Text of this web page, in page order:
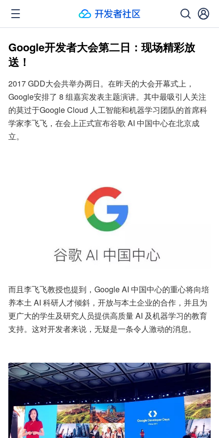
Google开发者大会第二日：现场精彩放
送！
2017 GDD大会共举办两日。在昨天的大会开幕式上，
Google安排了 8 组嘉宾发表主题演讲。其中最吸引人关注
的莫过于Google Cloud 人工智能和机器学习团队的首席科
学家李飞飞，在会上正式宣布谷歌 AI 中国中心在北京成
立。
而且李飞飞教授也提到，Google AI 中国中心的重心将向培
养本土 AI 科研人才倾斜，开放与本土企业的合作，并且为
更广大的学生及研究人员提供高质量 AI 及机器学习的教育
支持。这对开发者来说，无疑是一条令人激动的消息。